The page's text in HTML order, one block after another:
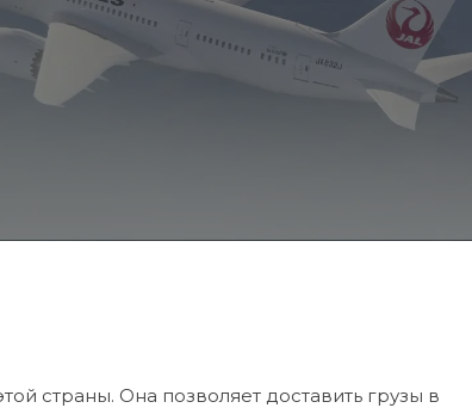
страны. Она позволяет доставить грузы в